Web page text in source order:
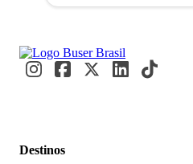
Destinos